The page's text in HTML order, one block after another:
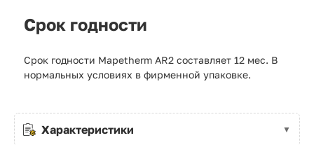
Срок годности
Срок годности Mapetherm AR2 составляет 12 мес. В
нормальных условиях в фирменной упаковке.
Характеристики